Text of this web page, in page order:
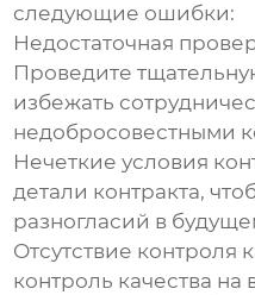
следующие ошибки:
Недостаточная
Проведите
избежать
недобросовестными
Нечеткие условия
детали контракта,
разногласий в
Отсутствие контроля
контроль качества на